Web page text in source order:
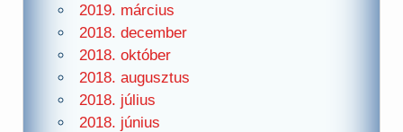
2019. március
2018. december
2018. október
2018. augusztus
2018. július
2018. június